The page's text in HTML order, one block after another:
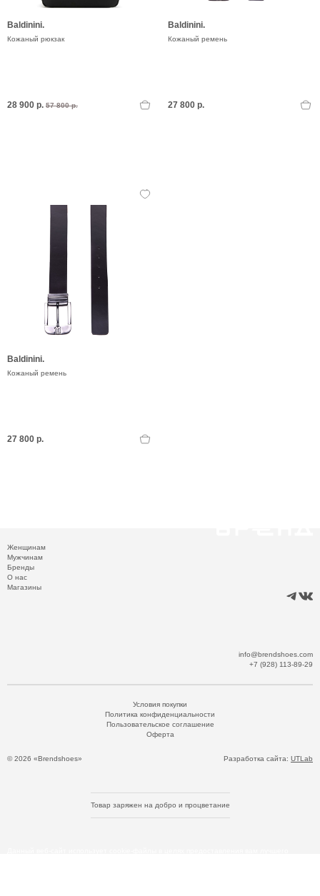
Baldinini.
Кожаный рюкзак
28 900 р. 57 800 р.
Baldinini.
Кожаный ремень
27 800 р.
Baldinini.
Кожаный ремень
27 800 р.
Женщинам
Мужчинам
Бренды
О нас
Магазины
info@brendshoes.com
+7 (928) 113-89-29
© 2026 «Brendshoes»
Условия покупки
Политика конфиденциальности
Пользовательское соглашение
Оферта
Разработка сайта: UTLab
Товар заряжен на добро и процветание